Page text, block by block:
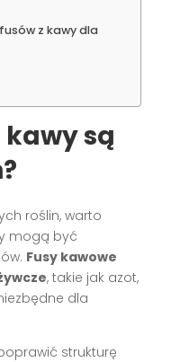
z kawy dla
kawy są
roślin, warto
mogą być
Fusy kawowe
, takie jak azot,
dla
strukturę